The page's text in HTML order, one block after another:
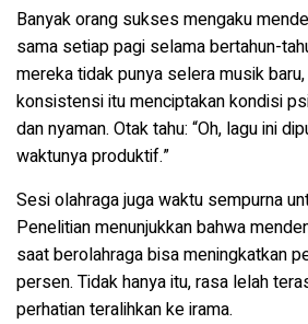
Banyak orang sukses mengaku
sama setiap pagi selama bertahun-
mereka tidak punya selera musik
konsistensi itu menciptakan kondisi
dan nyaman. Otak tahu: “Oh, lagu ini
waktunya produktif.”
Sesi olahraga juga waktu sempurna
Penelitian menunjukkan bahwa
saat berolahraga bisa meningkatkan
persen. Tidak hanya itu, rasa lelah
perhatian teralihkan ke irama.